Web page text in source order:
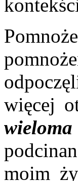
więcej
moim